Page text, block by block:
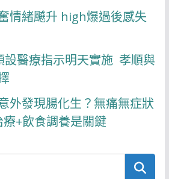
情緒飇升 high爆過後感失
設醫療指示明天實施 孝順與
外發現腸化生？無痛無症狀
+飲食調養是關鍵